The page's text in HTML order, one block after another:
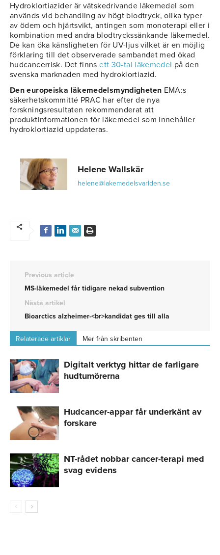
Hydroklortiazider är vätskedrivande läkemedel som
används vid behandling av högt blodtryck, olika typer
av ödem och hjärtsvikt, antingen som monoterapi eller i
kombination med andra blodtryckssänkande läkemedel.
De kan öka känsligheten för UV-ljus vilket är en möjlig
förklaring till det observerade sambandet med ökad
hudcancerrisk. Det finnsett 30-tal läkemedel på den
svenska marknaden med hydroklortiazid.
Den europeiska läkemedelsmyndigheten EMA:s
säkerhetskommitté PRAC har efter de nya
forskningsresultaten rekommenderat att
produktinformationen för läkemedel som innehåller
hydroklortiazid uppdateras.
Helene Wallskär
helene@lakemedelsvarlden.se
Previous article
MS-läkemedel får tidigare nekad subvention
Nästa artikel
Bioarctics alzheimer-<br>kandidat ges till alla
Relaterade artiklar Mer från skribenten
Digitalt verktyg hittar de farligare
hudtumörerna
Hudcancer-appar får underkänt av
forskare
NT-rådet nobbar cancer-terapi med
svag evidens